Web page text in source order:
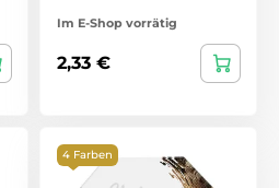
Im E-Shop vorrätig
2,33 €
4 Farben